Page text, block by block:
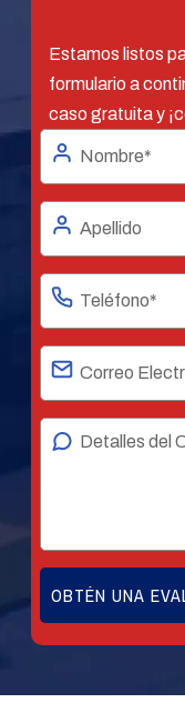
Estamos listos
formulario a
caso gratuita y